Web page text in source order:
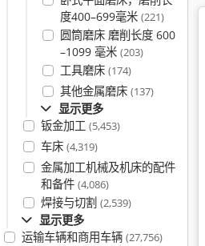
度400–699毫米 (221)
圆筒磨床 磨削长度 600
–1099 毫米 (203)
工具磨床 (174)
其他金属磨床 (137)
显示更多
钣金加工 (5,453)
车床 (4,319)
金属加工机械及机床的配件
和备件 (4,086)
焊接与切割 (2,539)
显示更多
运输车辆和商用车辆 (27,756)